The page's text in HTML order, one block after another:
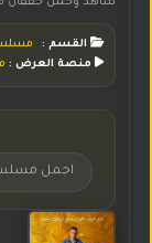
القسم :
منصة العرض :
اجمل